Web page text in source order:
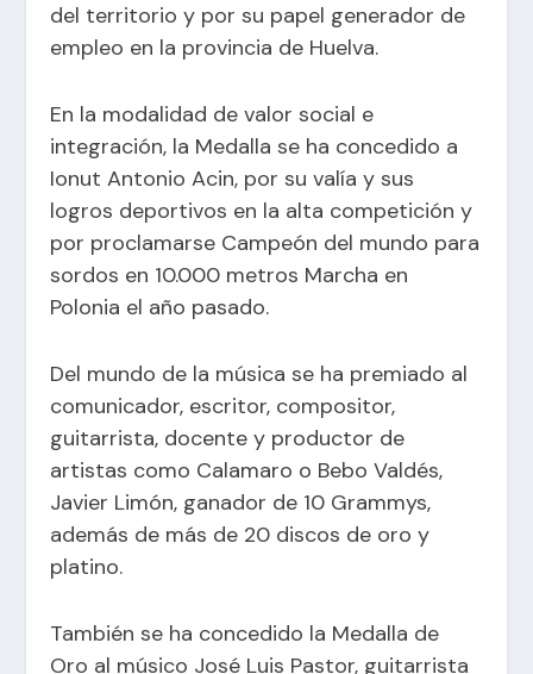
del territorio y por su papel generador de
empleo en la provincia de Huelva.
En la modalidad de valor social e
integración, la Medalla se ha concedido a
Ionut Antonio Acin, por su valía y sus
logros deportivos en la alta competición y
por proclamarse Campeón del mundo para
sordos en 10.000 metros Marcha en
Polonia el año pasado.
Del mundo de la música se ha premiado al
comunicador, escritor, compositor,
guitarrista, docente y productor de
artistas como Calamaro o Bebo Valdés,
Javier Limón, ganador de 10 Grammys,
además de más de 20 discos de oro y
platino.
También se ha concedido la Medalla de
Oro al músico José Luis Pastor, guitarrista